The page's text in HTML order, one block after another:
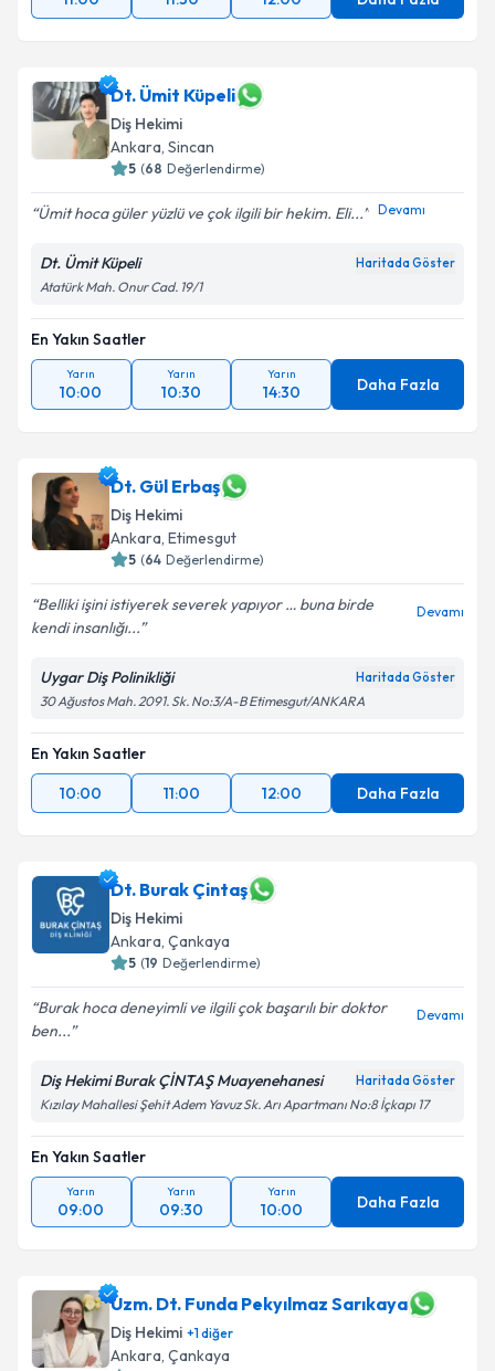
Dt. Ümit Küpeli
Diş Hekimi
Ankara, Sincan
5 (68 Değerlendirme)
Ümit hoca güler yüzlü ve çok ilgili bir hekim. Eli... Devamı
Dt. Ümit Küpeli Haritada Göster
Atatürk Mah. Onur Cad. 19/1
En Yakın Saatler
Yarın
10:00
Yarın
10:30
Yarın
14:30 Daha Fazla
Dt. Gül Erbaş
Diş Hekimi
Ankara, Etimesgut
5 (64 Değerlendirme)
Belliki işini istiyerek severek yapıyor … buna birde
kendi insanlığı...
Devamı
Uygar Diş Polinikliği Haritada Göster
30 Ağustos Mah. 2091. Sk. No:3/A-B Etimesgut/ANKARA
En Yakın Saatler
10:00
11:00 12:00 Daha Fazla
Dt. Burak Çintaş
Diş Hekimi
Ankara, Çankaya
5 (19 Değerlendirme)
Burak hoca deneyimli ve ilgili çok başarılı bir doktor
ben...
Devamı
Diş Hekimi Burak ÇİNTAŞ Muayenehanesi Haritada Göster
Kızılay Mahallesi Şehit Adem Yavuz Sk. Arı Apartmanı No:8 İçkapı 17
En Yakın Saatler
Yarın
09:00
Yarın
09:30
Yarın
10:00 Daha Fazla
Uzm. Dt. Funda Pekyılmaz Sarıkaya
Diş Hekimi +1diğer
Ankara, Çankaya